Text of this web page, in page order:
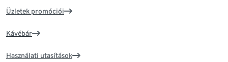
Üzletek promóciói
Kávébár
Használati utasítások